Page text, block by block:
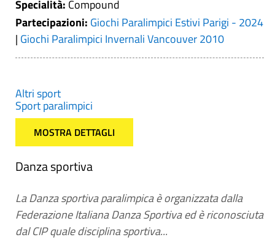
Specialità: Compound
Partecipazioni: Giochi Paralimpici Estivi Parigi - 2024
| Giochi Paralimpici Invernali Vancouver 2010
Altri sport
Sport paralimpici
MOSTRA DETTAGLI
Danza sportiva
La Danza sportiva paralimpica è organizzata dalla
Federazione Italiana Danza Sportiva ed è riconosciuta
dal CIP quale disciplina sportiva...